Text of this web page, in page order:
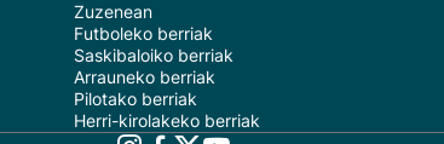
Zuzenean
Futboleko berriak
Saskibaloiko berriak
Arrauneko berriak
Pilotako berriak
Herri-kirolakeko berriak